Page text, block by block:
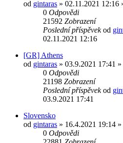
od gintaras » 02.11.2021 12:16
0 Odpovědi
21592 Zobrazení
Poslední příspěvekod
02.11.2021 12:16
[GR] Athens
od gintaras » 03.9.2021 17:41
0 Odpovědi
21198 Zobrazení
Poslední příspěvekod
03.9.2021 17:41
Slovensko
od gintaras » 16.4.2021 19:14
0 Odpovědi